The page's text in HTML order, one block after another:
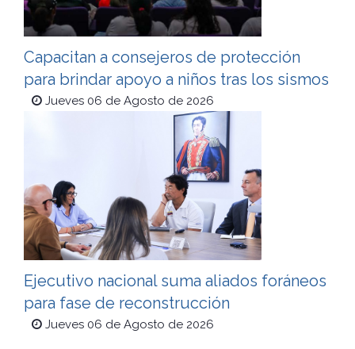
Capacitan a consejeros de protección
para brindar apoyo a niños tras los sismos
Jueves 06 de Agosto de 2026
Ejecutivo nacional suma aliados foráneos
para fase de reconstrucción
Jueves 06 de Agosto de 2026